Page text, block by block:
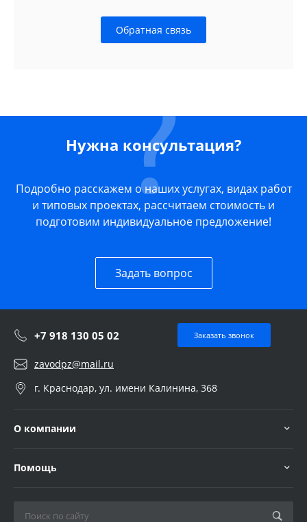
Обратная связь
Нужна консультация?
Подробно расскажем о наших услугах, видах работ
и типовых проектах, рассчитаем стоимость и
подготовим индивидуальное предложение!
Задать вопрос
+7 918 130 05 02 Заказать звонок
zavodpz@mail.ru
г. Краснодар, ул. имени Калинина, 368
О компании
Помощь